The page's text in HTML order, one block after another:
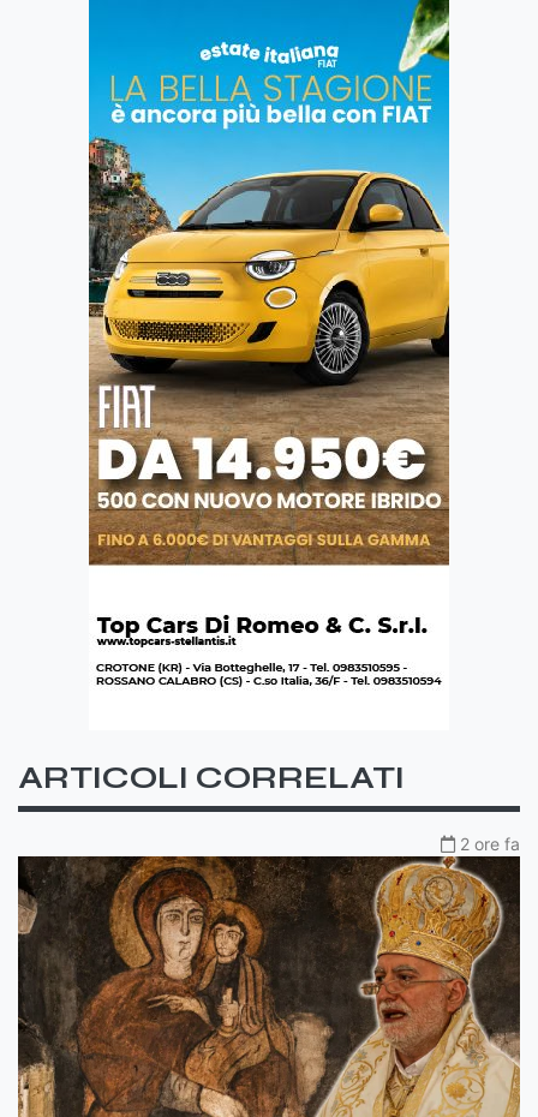
ARTICOLI CORRELATI
2 ore fa